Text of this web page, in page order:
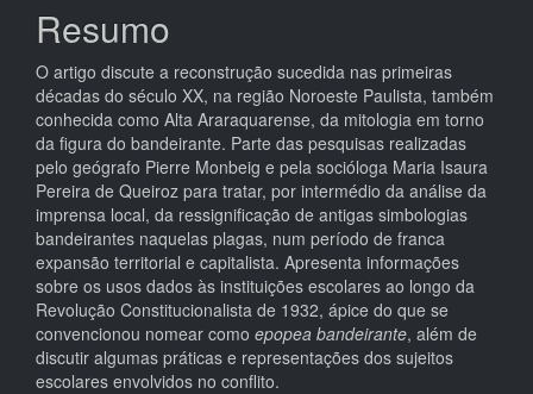
principal
Resumo
O artigo discute a reconstrução sucedida nas primeiras
décadas do século XX, na região Noroeste Paulista, também
conhecida como Alta Araraquarense, da mitologia em torno
da figura do bandeirante. Parte das pesquisas realizadas
pelo geógrafo Pierre Monbeig e pela socióloga Maria Isaura
Pereira de Queiroz para tratar, por intermédio da análise da
imprensa local, da ressignificação de antigas simbologias
bandeirantes naquelas plagas, num período de franca
expansão territorial e capitalista. Apresenta informações
sobre os usos dados às instituições escolares ao longo da
Revolução Constitucionalista de 1932, ápice do que se
convencionou nomear como epopea bandeirante, além de
discutir algumas práticas e representações dos sujeitos
escolares envolvidos no conflito.